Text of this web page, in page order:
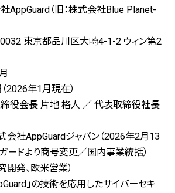
AppGuard（旧：株式会社Blue Planet-
東京都品川区大崎4-1-2 ウィン第2
2026年1月現在）
役会長 片地 格人 ／ 代表取締役社長
会社AppGuardジャパン（2026年2月13
ードより商号変更／国内事業統括）
開発、欧米営業）
」の技術を応用したサイバーセキ